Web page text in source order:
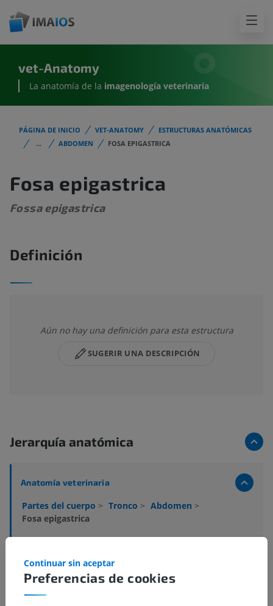
vet-Anatomy
La anatomía de la imagenología veterinaria
PÁGINA DE INICIO VET-ANATOMY
ESTRUCTURAS ANATÓMICAS
...
ABDOMEN FOSA EPIGASTRICA
Fosa epigastrica
Fossa epigastrica
Definición
Aún no hay una definición para esta estructura
SUGERIR UNA DESCRIPCIÓN
Jerarquía anatómica
Anatomía veterinaria
Partes del cuerpo > Tronco > Abdomen >
Fosa epigastrica
subyacentes correspondientes para esta parte
anatómica
Preferencias de cookies
Continuar sin aceptar